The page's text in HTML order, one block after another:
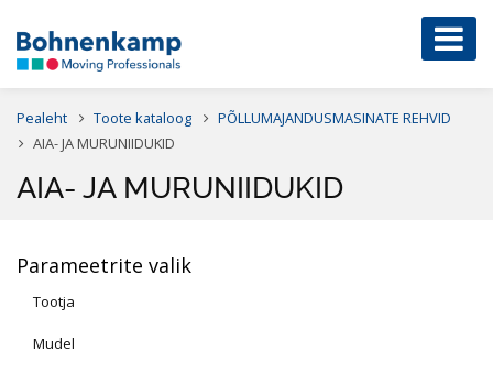
Pealeht Toote kataloog
PÕLLUMAJANDUSMASINATE REHVID
AIA- JA MURUNIIDUKID
AIA- JA MURUNIIDUKID
Parameetrite valik
Tootja
Mudel